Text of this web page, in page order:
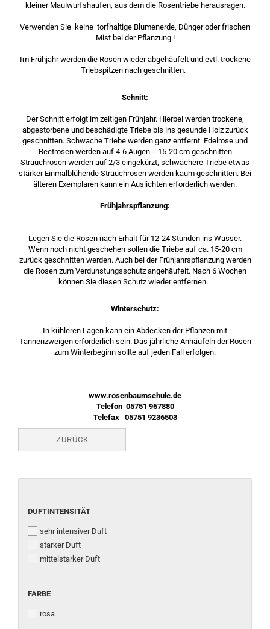
kleiner Maulwurfshaufen, aus dem die Rosentriebe herausragen.
Verwenden Sie keine torfhaltige Blumenerde, Dünger oder frischen
Mist bei der Pflanzung !
Im Frühjahr werden die Rosen wieder abgehäufelt und evtl. trockene
Triebspitzen nach geschnitten.
Schnitt:
Der Schnitt erfolgt im zeitigen Frühjahr. Hierbei werden trockene,
abgestorbene und beschädigte Triebe bis ins gesunde Holz zurück
geschnitten. Schwache Triebe werden ganz entfernt. Edelrose und
Beetrosen werden auf 4-6 Augen = 15-20 cm geschnitten
Strauchrosen werden auf 2/3 eingekürzt, schwächere Triebe etwas
stärker Einmalblühende Strauchrosen werden kaum geschnitten. Bei
älteren Exemplaren kann ein Auslichten erforderlich werden.
Frühjahrspflanzung:
Legen Sie die Rosen nach Erhalt für 12-24 Stunden ins Wasser.
Wenn noch nicht geschehen sollen die Triebe auf ca. 15-20 cm
zurück geschnitten werden. Auch bei der Frühjahrspflanzung werden
die Rosen zum Verdunstungsschutz angehäufelt. Nach 6 Wochen
können Sie diesen Schutz wieder entfernen.
Winterschutz:
In kühleren Lagen kann ein Abdecken der Pflanzen mit
Tannenzweigen erforderlich sein. Das jährliche Anhäufeln der Rosen
zum Winterbeginn sollte auf jeden Fall erfolgen.
www.rosenbaumschule.de
Telefon 05751 967880
Telefax 05751 9236503
ZURÜCK
DUFTINTENSITÄT
DUFTINTENSITÄT
sehr intensiver Duft
starker Duft
mittelstarker Duft
FARBE
FARBE
rosa